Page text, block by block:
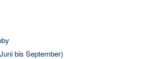
bis September)